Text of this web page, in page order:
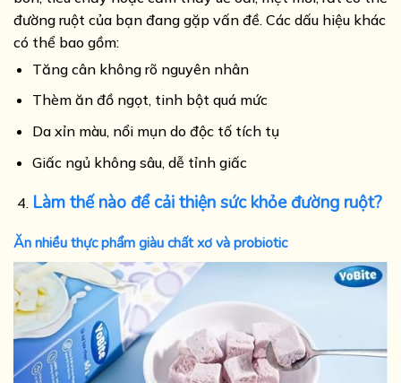
đường ruột của bạn đang gặp vấn đề. Các dấu hiệu khác
có thể bao gồm:
Tăng cân không rõ nguyên nhân
Thèm ăn đồ ngọt, tinh bột quá mức
Da xỉn màu, nổi mụn do độc tố tích tụ
Giấc ngủ không sâu, dễ tỉnh giấc
Làm thế nào để cải thiện sức khỏe đường ruột?
Ăn nhiều thực phẩm giàu chất xơ và probiotic